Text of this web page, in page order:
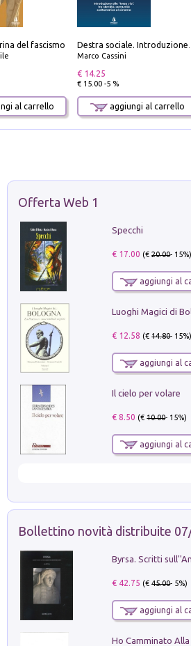
del fascismo
al carrello
Marco Cassini
€ 14.25
€ 15.00 -5 %
aggiungi al carrello
Offerta Web 1
Specchi
€ 17.00 (€20.00- 15%)
aggiungi al
€ 12.58 (€14.80- 15%)
aggiungi al
Il cielo per volare
€ 8.50 (€10.00- 15%)
aggiungi al
Bollettino novità distribuite
€ 42.75 (€45.00- 5%)
aggiungi al